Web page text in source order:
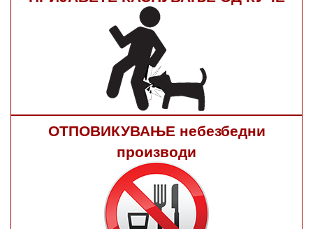
ОТПОВИКУВАЊЕ небезбедни
производи